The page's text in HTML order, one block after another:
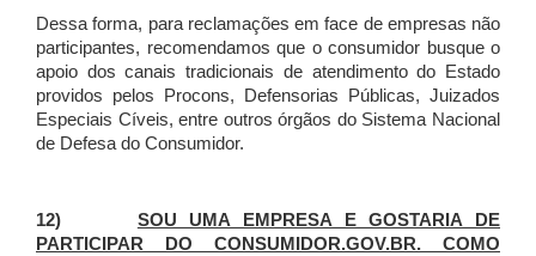
Dessa forma, para reclamações em face de empresas não
participantes, recomendamos que o consumidor busque o
apoio dos canais tradicionais de atendimento do Estado
providos pelos Procons, Defensorias Públicas, Juizados
Especiais Cíveis, entre outros órgãos do Sistema Nacional
de Defesa do Consumidor.
12) SOU UMA EMPRESA E GOSTARIA DE
PARTICIPAR DO CONSUMIDOR.GOV.BR. COMO